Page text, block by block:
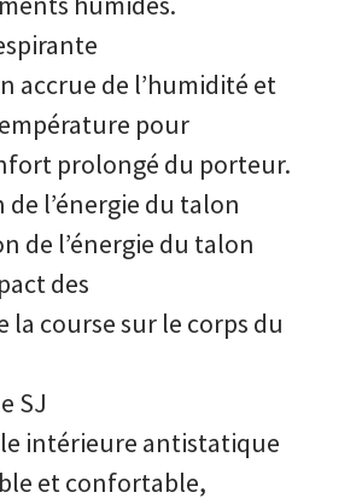
accrue de l’humidité et
pour
prolongé du porteur.
l’énergie du talon
de l’énergie du talon
des
la course sur le corps du
SJ
intérieure antistatique
et confortable,